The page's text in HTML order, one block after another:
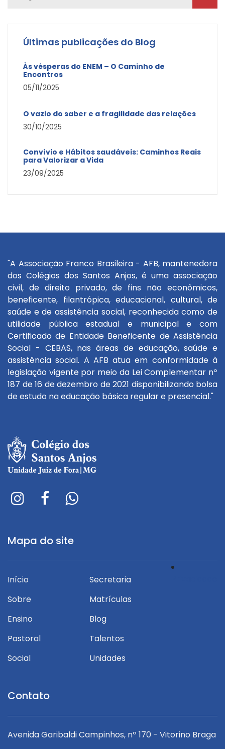
Últimas publicações do Blog
Às vésperas do ENEM – O Caminho de
Encontros
05/11/2025
O vazio do saber e a fragilidade das relações
30/10/2025
Convívio e Hábitos saudáveis: Caminhos Reais
para Valorizar a Vida
23/09/2025
"A Associação Franco Brasileira - AFB, mantenedora
dos Colégios dos Santos Anjos, é uma associação
civil, de direito privado, de fins não econômicos,
beneficente, filantrópica, educacional, cultural, de
saúde e de assistência social, reconhecida como de
utilidade pública estadual e municipal e com
Certificado de Entidade Beneficente de Assistência
Social - CEBAS, nas áreas de educação, saúde e
assistência social. A AFB atua em conformidade à
legislação vigente por meio da Lei Complementar nº
187 de 16 de dezembro de 2021 disponibilizando bolsa
de estudo na educação básica regular e presencial."
Mapa do site
Início
Sobre
Ensino
Pastoral
Social
Secretaria
Matrículas
Blog
Talentos
Unidades
Contato
Avenida Garibaldi Campinhos, nº 170 - Vitorino Braga